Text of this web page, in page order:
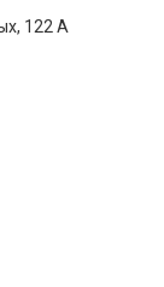
122 А